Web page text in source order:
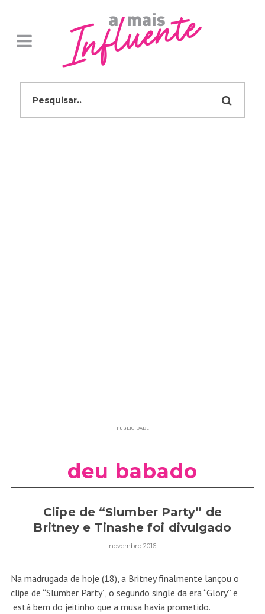
PUBLICIDADE
deu babado
Clipe de “Slumber Party” de
Britney e Tinashe foi divulgado
novembro 2016
Na madrugada de hoje (18), a Britney finalmente lançou o
clipe de “Slumber Party”, o segundo single da era “Glory” e
está bem do jeitinho que a musa havia prometido.